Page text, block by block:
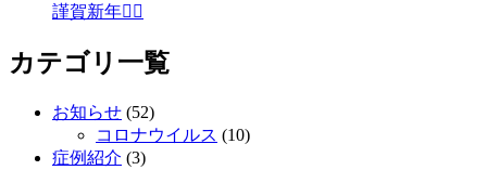
謹賀新年🙇‍♂️
カテゴリ一覧
お知らせ (52)
コロナウイルス (10)
症例紹介 (3)